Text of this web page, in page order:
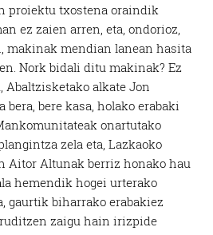
proiektu txostena oraindik
ez zaien arren, eta, ondorioz,
makinak mendian lanean hasita
Nork bidali ditu makinak? Ez
Abaltzisketako alkate Jon
bera, bere kasa, holako erabaki
onartutako
zela eta, Lazkaoko
Aitor Altunak berriz honako hau
hemendik hogei urterako
gaurtik biharrako erabakiez
zaigu hain irizpide